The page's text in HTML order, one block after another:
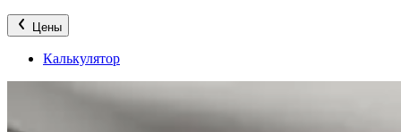
Цены
Калькулятор